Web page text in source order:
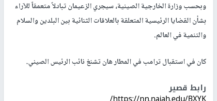
وبحسب وزارة الخارجية الصينية، سيجري الزعيمان تبادلاً متعمقاً للآراء
بشأن القضايا الرئيسية المتعلقة بالعلاقات الثنائية بين البلدين والسلام
والتنمية في العالم.
كان في استقبال ترامب في المطار هان تشنغ نائب الرئيس الصيني.
رابط قصير